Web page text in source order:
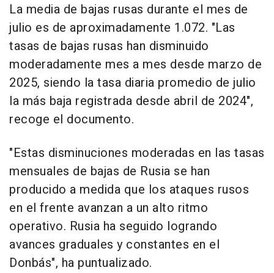
La media de bajas rusas durante el mes de
julio es de aproximadamente 1.072. "Las
tasas de bajas rusas han disminuido
moderadamente mes a mes desde marzo de
2025, siendo la tasa diaria promedio de julio
la más baja registrada desde abril de 2024",
recoge el documento.
"Estas disminuciones moderadas en las tasas
mensuales de bajas de Rusia se han
producido a medida que los ataques rusos
en el frente avanzan a un alto ritmo
operativo. Rusia ha seguido logrando
avances graduales y constantes en el
Donbás", ha puntualizado.